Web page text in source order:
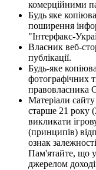
комерційними
Будь яке
поширення
"Інтерфакс-
Власник веб-
публікації.
Будь-яке
фотографічних
правовласника
Матеріали
старше 21 року
викликати
(принципів)
ознак
Пам'ятайте, що
джерелом